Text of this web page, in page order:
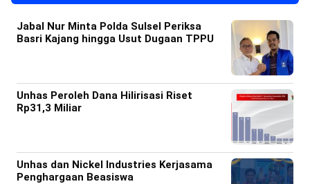
Jabal Nur Minta Polda Sulsel Periksa
Basri Kajang hingga Usut Dugaan TPPU
Unhas Peroleh Dana Hilirisasi Riset
Rp31,3 Miliar
Unhas dan Nickel Industries Kerjasama
Penghargaan Beasiswa